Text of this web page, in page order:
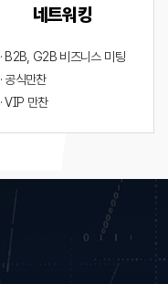
네트워킹
· B2B, G2B 비즈니스 미팅
· 공식만찬
· VIP 만찬